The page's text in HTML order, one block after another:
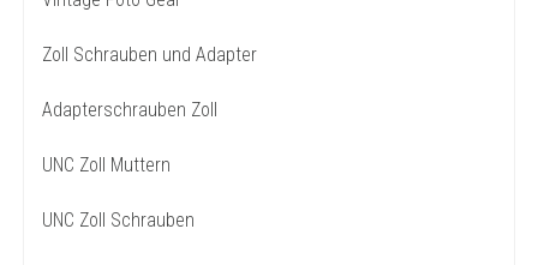
Zoll Schrauben und Adapter
Adapterschrauben Zoll
UNC Zoll Muttern
UNC Zoll Schrauben